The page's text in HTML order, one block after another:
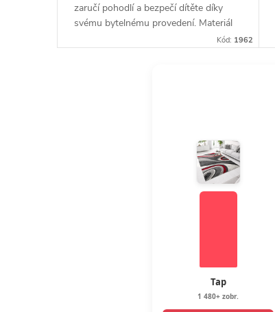
zaručí pohodlí a bezpečí dítěte díky
svému bytelnému provedení. Materiál
bavlna. Certifikát OEKO-TEX Standard
Kód: 1962
Tap
1 480+ zobr.